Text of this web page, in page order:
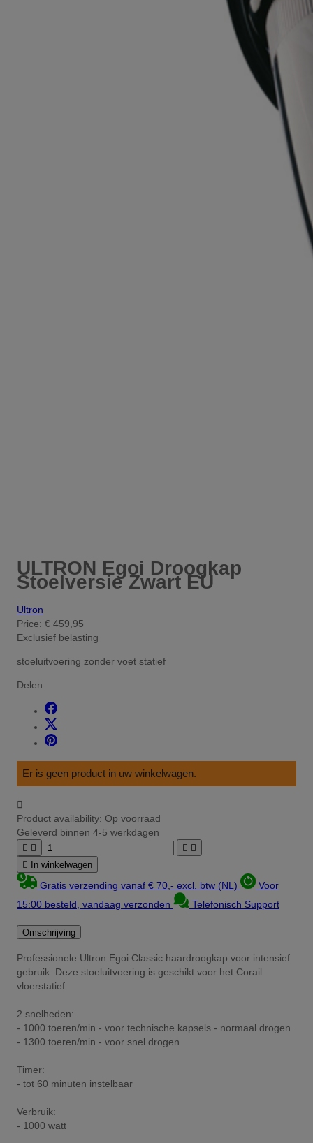
ULTRON Egoi Droogkap
Stoelversie Zwart EU
Ultron
Price: € 459,95
Exclusief belasting
stoeluitvoering zonder voet statief
Delen
Er is geen product in uw winkelwagen.

Product availability: Op voorraad
Geleverd binnen 4-5 werkdagen
   

In winkelwagen
Gratis verzending vanaf € 70,- excl. btw (NL)
Voor
15:00 besteld, vandaag verzonden
Telefonisch Support
Omschrijving
Professionele Ultron Egoi Classic haardroogkap voor intensief
gebruik. Deze stoeluitvoering is geschikt voor het Corail
vloerstatief.
2 snelheden:
- 1000 toeren/min - voor technische kapsels - normaal drogen.
- 1300 toeren/min - voor snel drogen
Timer:
- tot 60 minuten instelbaar
Verbruik:
- 1000 watt